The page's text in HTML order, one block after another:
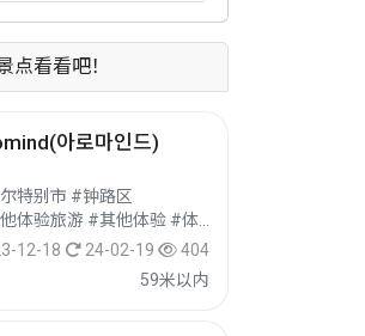
点看看吧！
아로마인드)
特别市 #钟路区
12-18
24-02-19
404
59米以内